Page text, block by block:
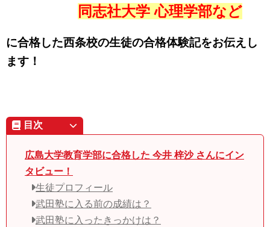
同志社大学 心理学部など
に合格した西条校の生徒の合格体験記をお伝えし
ます！
目次
広島大学教育学部に合格した 今井 梓沙 さんにイン
タビュー！
生徒プロフィール
武田塾に入る前の成績は？
武田塾に入ったきっかけは？